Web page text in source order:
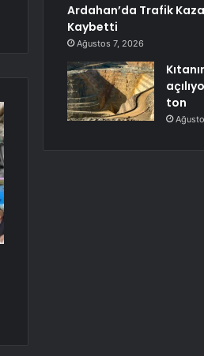
Ardahan’da Trafik
Kaybetti
Ağustos 7, 2026
ton